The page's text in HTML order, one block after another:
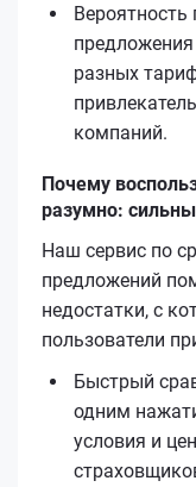
Вероятность
разных
компаний.
Почему
разумно:
Наш сервис по
предложений
недостатки, с
пользователи
Быстрый
одним
условия и